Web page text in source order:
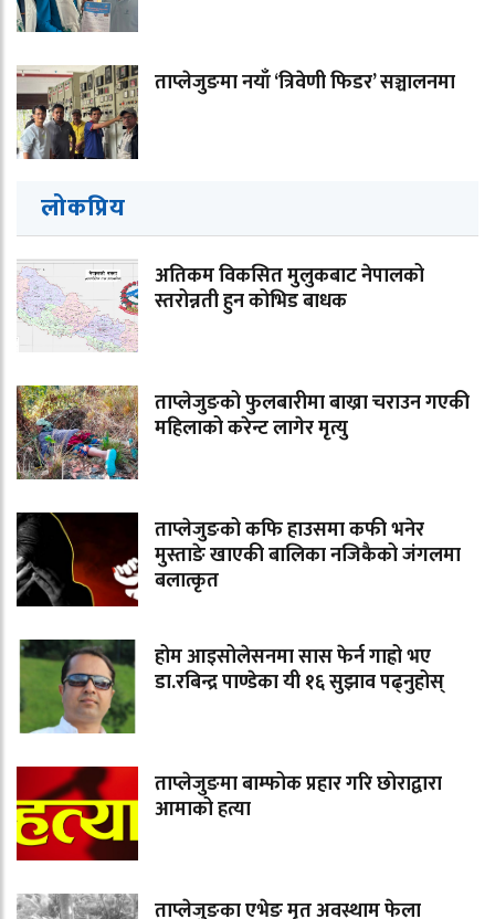
ताप्लेजुङमा नयाँ ‘त्रिवेणी फिडर’ सञ्चालनमा
लोकप्रिय
अतिकम विकसित मुलुकबाट नेपालको
स्तरोन्नती हुन कोभिड बाधक
ताप्लेजुङको फुलबारीमा बाख्रा चराउन गएकी
महिलाको करेन्ट लागेर मृत्यु
ताप्लेजुङको कफि हाउसमा कफी भनेर
मुस्ताङे खाएकी बालिका नजिकैको जंगलमा
बलात्कृत
होम आइसोलेसनमा सास फेर्न गाह्रो भए
डा.रबिन्द्र पाण्डेका यी १६ सुझाव पढ्नुहोस्
ताप्लेजुङमा बाम्फोक प्रहार गरि छोराद्वारा
आमाको हत्या
ताप्लेजुङका एभेङ मृत अवस्थाम फेला